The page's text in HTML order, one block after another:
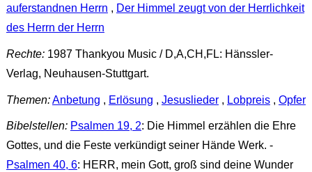
auferstandnen Herrn , Der Himmel zeugt von der Herrlichkeit
des Herrn der Herrn
Rechte:1987 Thankyou Music / D,A,CH,FL: Hänssler-
Verlag, Neuhausen-Stuttgart.
Themen:Anbetung , Erlösung , Jesuslieder, Lobpreis, Opfer
Bibelstellen: Psalmen 19, 2: Die Himmel erzählen die Ehre
Gottes, und die Feste verkündigt seiner Hände Werk. -
Psalmen 40, 6: HERR, mein Gott, groß sind deine Wunder